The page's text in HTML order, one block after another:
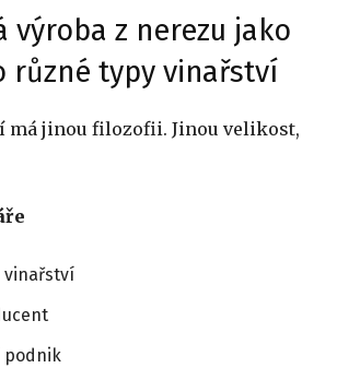
výroba z nerezu jako
různé typy vinařství
má jinou filozofii. Jinou velikost,
vinařství
podnik